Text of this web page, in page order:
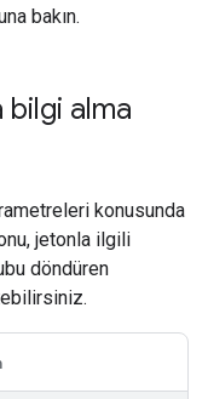
bakın.
bilgi alma
konusunda
jetonla ilgili
döndüren